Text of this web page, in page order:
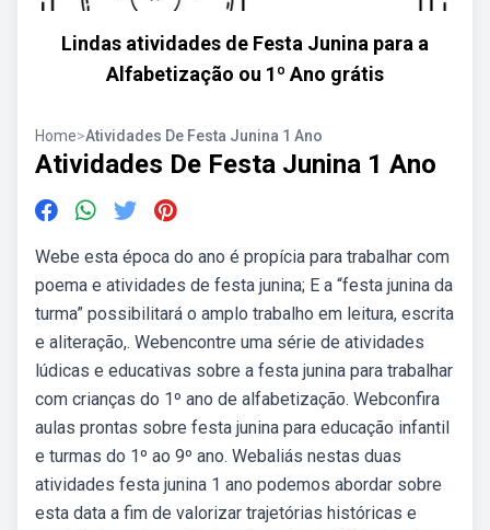
Lindas atividades de Festa Junina para a
Alfabetização ou 1º Ano grátis
Home>Atividades De Festa Junina 1 Ano
Atividades De Festa Junina 1 Ano
Webe esta época do ano é propícia para trabalhar com
poema e atividades de festa junina; E a “festa junina da
turma” possibilitará o amplo trabalho em leitura, escrita
e aliteração,. Webencontre uma série de atividades
lúdicas e educativas sobre a festa junina para trabalhar
com crianças do 1º ano de alfabetização. Webconfira
aulas prontas sobre festa junina para educação infantil
e turmas do 1º ao 9º ano. Webaliás nestas duas
atividades festa junina 1 ano podemos abordar sobre
esta data a fim de valorizar trajetórias históricas e